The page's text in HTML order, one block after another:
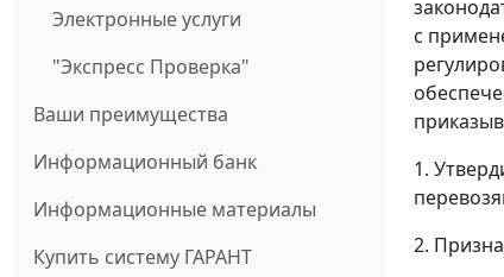
Электронные услуги
"Экспресс Проверка"
Ваши преимущества
Информационный банк
Информационные материалы
Купить систему ГАРАНТ
с
1.
2.